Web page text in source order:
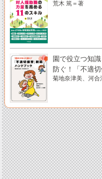
荒木 篤＝著
園で役立つ知
防ぐ！「不適
菊地奈津美、河合